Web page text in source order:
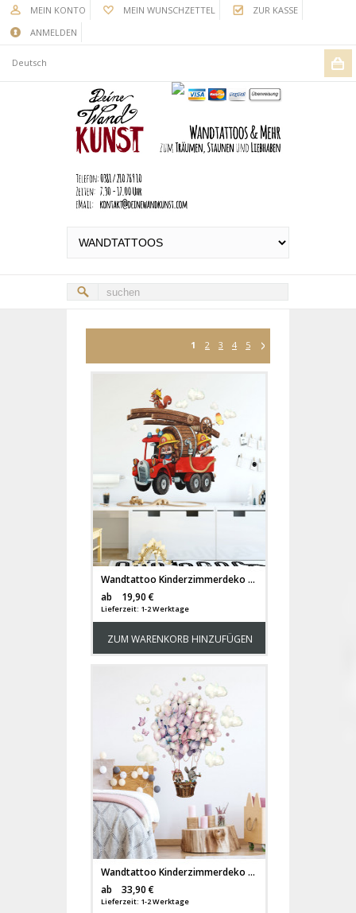
MEIN KONTO MEIN WUNSCHZETTEL
ZUR KASSE
ANMELDEN
Deutsch
1 2 3 4 5
Wandtattoo Kinderzimmerdeko Feuerwehr Feuerwehrmann Tiere Häschen mit Wolken Schmetterlinge Deko Dekoration für Kinderzimmer fw23
ab
19,90 €
Lieferzeit: 1-2 Werktage
ZUM WARENKORB HINZUFÜGEN
Wandtattoo Kinderzimmerdeko Heißluftballon Hortensie Blüten Ballon Häschen mit Wolken Schmetterlinge Deko Dekoration für Kinderzimmer fw16
ab
33,90 €
Lieferzeit: 1-2 Werktage